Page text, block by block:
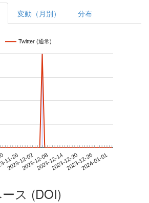
変動（月別） 分布
Twitter (通常)
11-26
2023-12-022023-12-082023-12-142023-12-202023-12-262024-01-01
ス (DOI)